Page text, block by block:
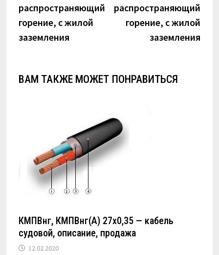
распространяющий
горение, с жилой
заземления
распространяющий
горение, с жилой
заземления
ВАМ ТАКЖЕ МОЖЕТ ПОНРАВИТЬСЯ
КМПВнг, КМПВнг(А) 27х0,35 — кабель
судовой, описание, продажа
12.02.2020